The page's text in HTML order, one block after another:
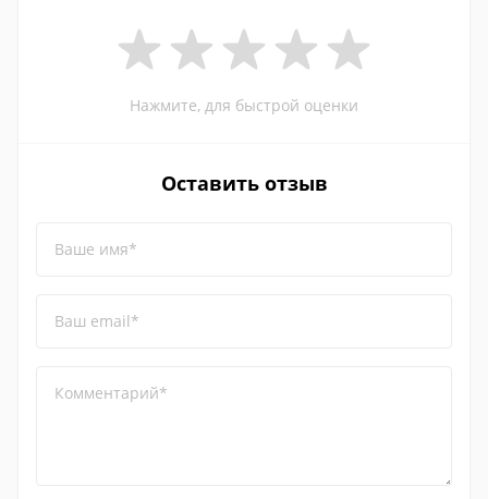
Нажмите, для быстрой оценки
Оставить отзыв
Ваше имя*
Ваш email*
Комментарий*